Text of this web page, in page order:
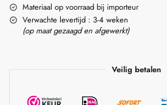
Materiaal op voorraad bij importeur
Verwachte levertijd : 3-4 weken
(op maat gezaagd en afgewerkt)
Veilig betalen